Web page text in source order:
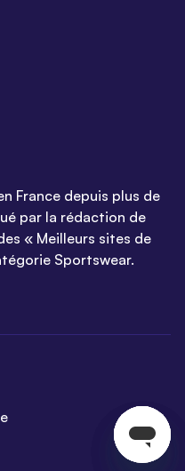
France depuis plus de
par la rédaction de
« Meilleurs sites de
Sportswear.